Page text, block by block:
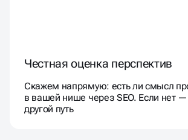
Честная оценка перспектив
Скажем напрямую: есть ли смысл
в вашей нише через SEO. Если нет
другой путь